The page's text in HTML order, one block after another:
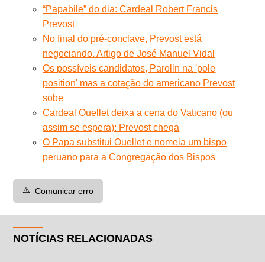
“Papabile” do dia: Cardeal Robert Francis
Prevost
No final do pré-conclave, Prevost está
negociando. Artigo de José Manuel Vidal
Os possíveis candidatos, Parolin na 'pole
position' mas a cotação do americano Prevost
sobe
Cardeal Ouellet deixa a cena do Vaticano (ou
assim se espera): Prevost chega
O Papa substitui Ouellet e nomeia um bispo
peruano para a Congregação dos Bispos
⚠️ Comunicar erro
NOTÍCIAS RELACIONADAS